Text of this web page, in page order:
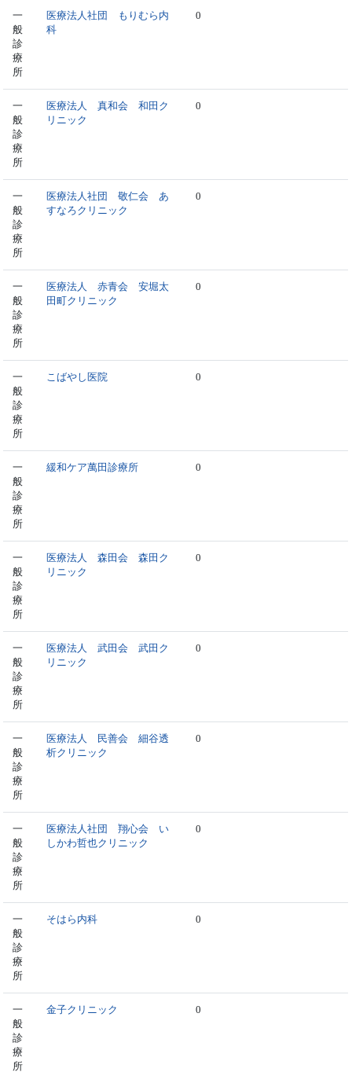
一
般
診
療
所
医療法人社団 もりむら内
科
0
一
般
診
療
所
医療法人 真和会 和田ク
リニック
0
一
般
診
療
所
医療法人社団 敬仁会 あ
すなろクリニック
0
一
般
診
療
所
医療法人 赤青会 安堀太
田町クリニック
0
一
般
診
療
所
こばやし医院 0
一
般
診
療
所
緩和ケア萬田診療所 0
一
般
診
療
所
医療法人 森田会 森田ク
リニック
0
一
般
診
療
所
医療法人 武田会 武田ク
リニック
0
一
般
診
療
所
医療法人 民善会 細谷透
析クリニック
0
一
般
診
療
所
医療法人社団 翔心会 い
しかわ哲也クリニック
0
一
般
診
療
所
そはら内科 0
一
般
診
療
所
金子クリニック 0